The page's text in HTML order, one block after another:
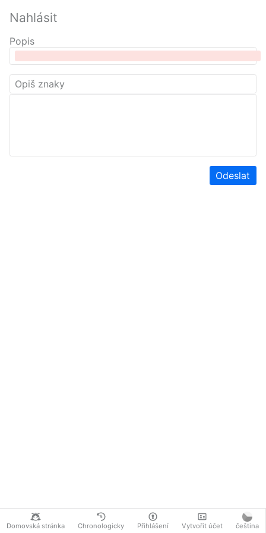
Domovská stránka Chronologicky Přihlášení Vytvořit účet čeština
Nahlásit
Popis
Odeslat